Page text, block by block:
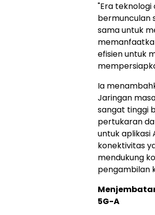
"Era teknologi
bermunculan
sama untuk
efisien untuk
Ia
Jaringan
sangat tinggi
pertukaran
untuk aplikasi
konektivitas
mendukung
pengambilan
5G-A